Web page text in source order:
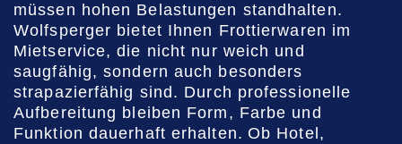
müssen hohen Belastungen standhalten.
Wolfsperger bietet Ihnen Frottierwaren im
Mietservice, die nicht nur weich und
saugfähig, sondern auch besonders
strapazierfähig sind. Durch professionelle
Aufbereitung bleiben Form, Farbe und
Funktion dauerhaft erhalten. Ob Hotel,